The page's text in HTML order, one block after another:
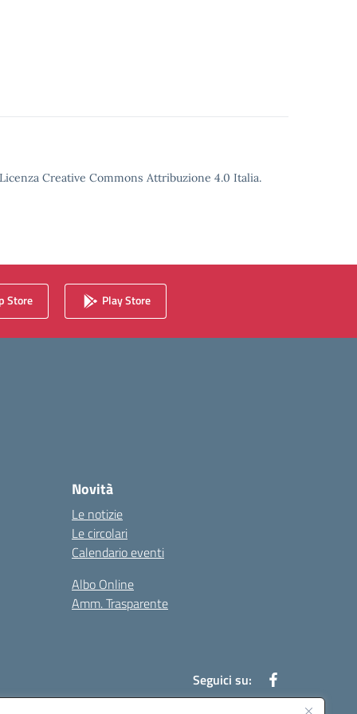
Creative Commons Attribuzione 4.0 Italia.
Store Play Store
Novità
Le notizie
Le circolari
Calendario eventi
Albo Online
Amm. Trasparente
Seguici su: